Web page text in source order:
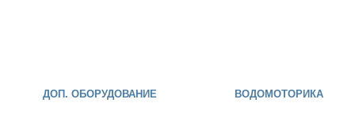
ДОП. ОБОРУДОВАНИЕ ВОДОМОТОРИКА